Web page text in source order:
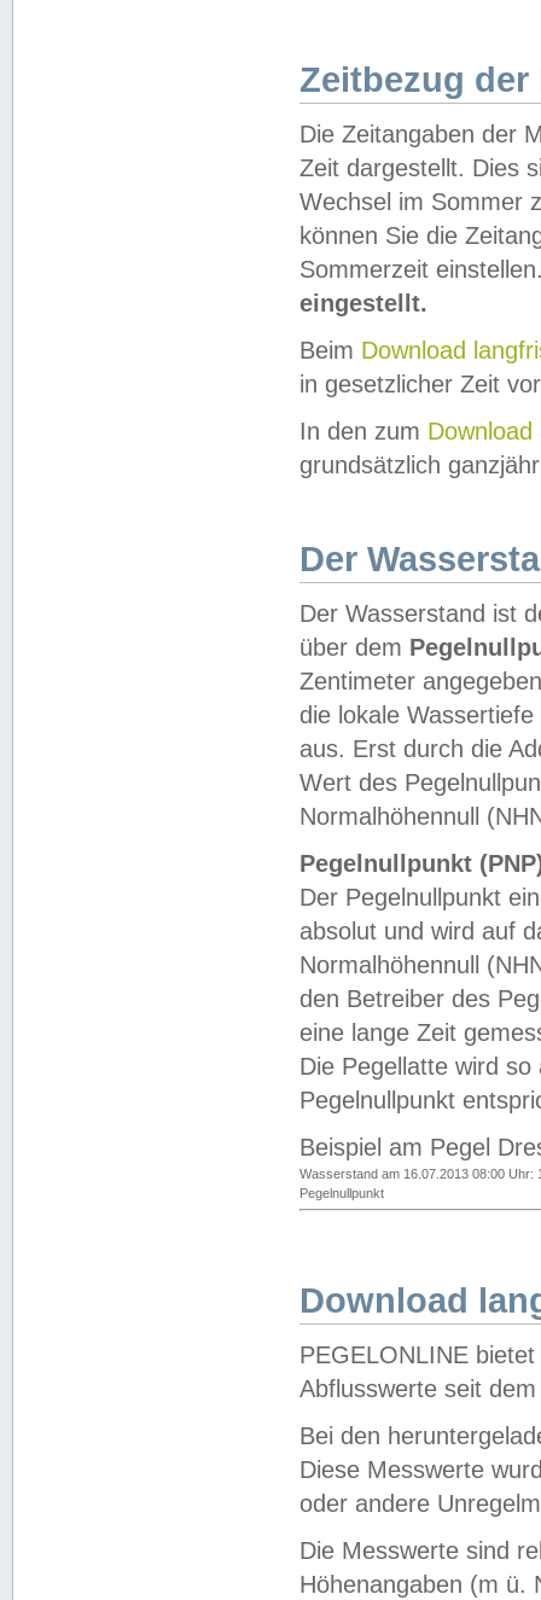
Zeitbezug der
Die Zeitangaben der
Zeit dargestellt. Dies
Wechsel im Sommer
können Sie die
Sommerzeit
eingestellt.
Beim Download
in gesetzlicher Zeit
In den zum Download
grundsätzlich
Der
Der Wasserstand ist
über dem
Zentimeter
die lokale
aus. Erst durch die
Wert des
Normalhöhennull
Pegelnullpunkt
Der Pegelnullpunkt
absolut und wird auf
Normalhöhennull
den Betreiber des
eine lange Zeit
Die Pegellatte wird
Pegelnullpunkt
Beispiel am Pegel
Wasserstand am 16.07.2013 08:00 Uhr:
Pegelnullpunkt
Download
PEGELONLINE
Abflusswerte seit
Bei den
Diese Messwerte
oder andere
Die Messwerte sind
Höhenangaben (m ü.